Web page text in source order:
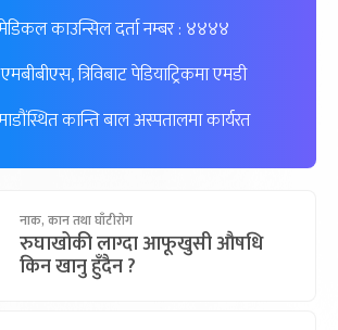
काउन्सिल दर्ता नम्बर : ४४४४
त्रिविबाट पेडियाट्रिकमा एमडी
कान्ति बाल अस्पतालमा कार्यरत
नाक, कान तथा घाँटीरोग
रुघाखोकी लाग्दा आफूखुसी औषधि
किन खानु हुँदैन ?